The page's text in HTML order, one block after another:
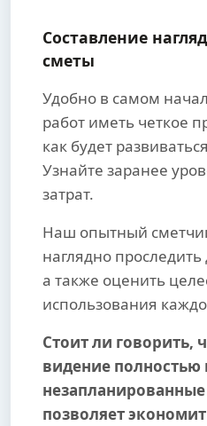
Составление
сметы
Удобно в самом
работ иметь четкое
как будет
Узнайте заранее
затрат.
Наш опытный
наглядно
а также оценить
использования
Стоит ли говорить,
видение полностью
позволяет